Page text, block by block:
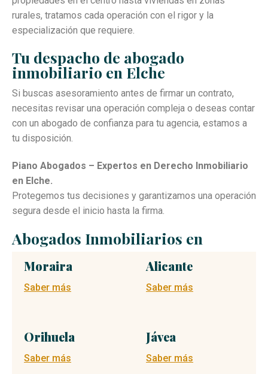
rurales, tratamos cada operación con el rigor y la
especialización que requiere.
Tu despacho de abogado
inmobiliario en Elche
Si buscas asesoramiento antes de firmar un contrato,
necesitas revisar una operación compleja o deseas contar
con un abogado de confianza para tu agencia, estamos a
tu disposición.
Piano Abogados – Expertos en Derecho Inmobiliario
en Elche.
Protegemos tus decisiones y garantizamos una operación
segura desde el inicio hasta la firma.
Abogados Inmobiliarios en
Moraira
Saber más
Alicante
Saber más
Orihuela
Saber más
Jávea
Saber más